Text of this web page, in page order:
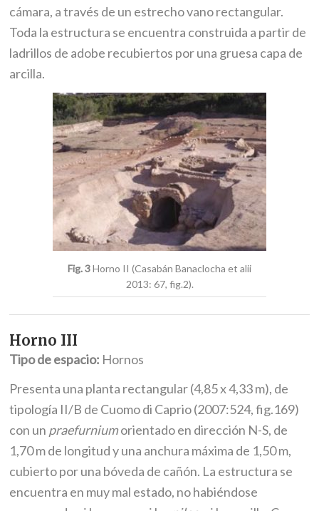
cámara, a través de un estrecho vano rectangular.
Toda la estructura se encuentra construida a partir de
ladrillos de adobe recubiertos por una gruesa capa de
arcilla.
Fig. 3Horno II (Casabán Banaclocha et alii
2013: 67, fig.2).
Horno III
Tipo de espacio: Hornos
Presenta una planta rectangular (4,85 x 4,33 m), de
tipología II/B de Cuomo di Caprio (2007:524, fig.169)
con un praefurniumorientado en dirección N-S, de
1,70 m de longitud y una anchura máxima de 1,50 m,
cubierto por una bóveda de cañón. La estructura se
encuentra en muy mal estado, no habiéndose